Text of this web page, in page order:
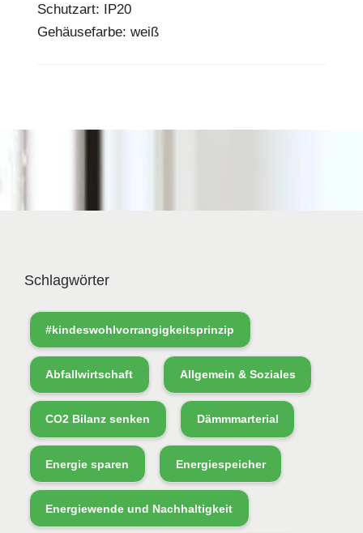
Schutzart: IP20
Gehäusefarbe: weiß
Schlagwörter
#kindeswohlvorrangigkeitsprinzip
Abfallwirtschaft Allgemein & Soziales
CO2 Bilanz senken Dämmmarterial
Energie sparen Energiespeicher
Energiewende und Nachhaltigkeit